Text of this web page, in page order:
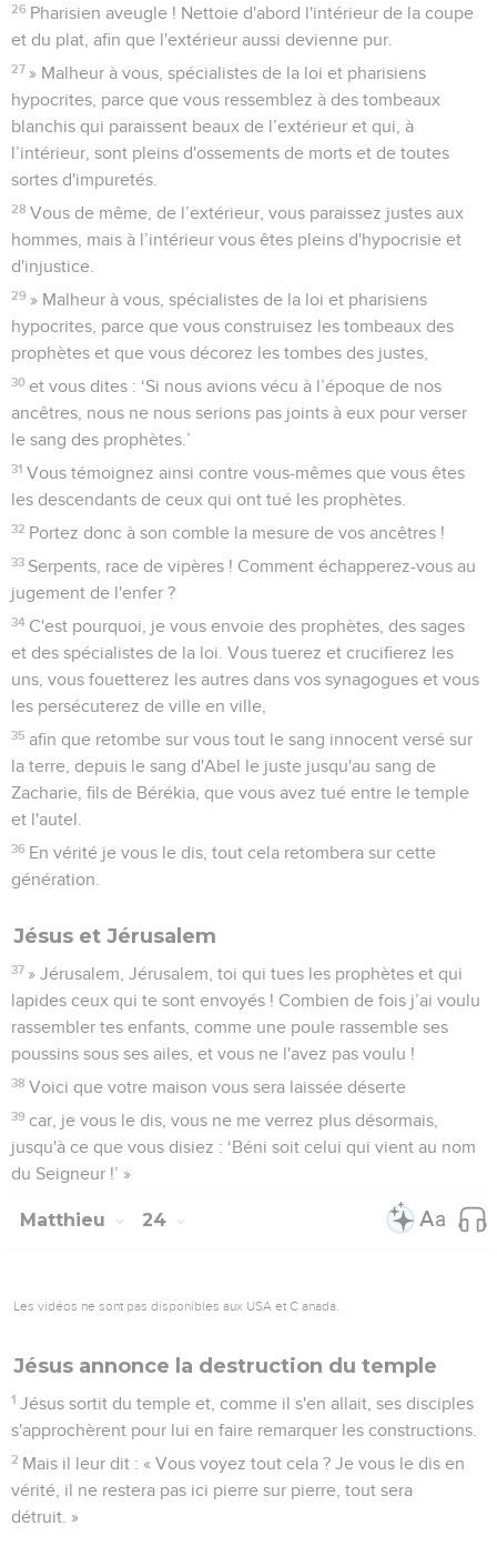
26 Pharisien aveugle ! Nettoie d'abord l'intérieur de la coupe
et du plat, afin que l'extérieur aussi devienne pur.
27 » Malheur à vous, spécialistes de la loi et pharisiens
hypocrites, parce que vous ressemblez à des tombeaux
blanchis qui paraissent beaux de l’extérieur et qui, à
l’intérieur, sont pleins d'ossements de morts et de toutes
sortes d'impuretés.
28 Vous de même, de l’extérieur, vous paraissez justes aux
hommes, mais à l’intérieur vous êtes pleins d'hypocrisie et
d'injustice.
29 » Malheur à vous, spécialistes de la loi et pharisiens
hypocrites, parce que vous construisez les tombeaux des
prophètes et que vous décorez les tombes des justes,
30 et vous dites : ‘Si nous avions vécu à l’époque de nos
ancêtres, nous ne nous serions pas joints à eux pour verser
le sang des prophètes.’
31 Vous témoignez ainsi contre vous-mêmes que vous êtes
les descendants de ceux qui ont tué les prophètes.
32 Portez donc à son comble la mesure de vos ancêtres !
33 Serpents, race de vipères ! Comment échapperez-vous au
jugement de l'enfer ?
34 C'est pourquoi, je vous envoie des prophètes, des sages
et des spécialistes de la loi. Vous tuerez et crucifierez les
uns, vous fouetterez les autres dans vos synagogues et vous
les persécuterez de ville en ville,
35 afin que retombe sur vous tout le sang innocent versé sur
la terre, depuis le sang d'Abel le juste jusqu'au sang de
Zacharie, fils de Bérékia, que vous avez tué entre le temple
et l'autel.
36 En vérité je vous le dis, tout cela retombera sur cette
génération.
Jésus et Jérusalem
37 » Jérusalem, Jérusalem, toi qui tues les prophètes et qui
lapides ceux qui te sont envoyés ! Combien de fois j’ai voulu
rassembler tes enfants, comme une poule rassemble ses
poussins sous ses ailes, et vous ne l'avez pas voulu !
38 Voici que votre maison vous sera laissée déserte
39 car, je vous le dis, vous ne me verrez plus désormais,
jusqu'à ce que vous disiez : ‘Béni soit celui qui vient au nom
du Seigneur !’ »
Matthieu 24
Les vidéos ne sont pas disponibles aux USA et C anada.
Jésus annonce la destruction du temple
1 Jésus sortit du temple et, comme il s'en allait, ses disciples
s'approchèrent pour lui en faire remarquer les constructions.
2 Mais il leur dit : « Vous voyez tout cela ? Je vous le dis en
vérité, il ne restera pas ici pierre sur pierre, tout sera
détruit. »